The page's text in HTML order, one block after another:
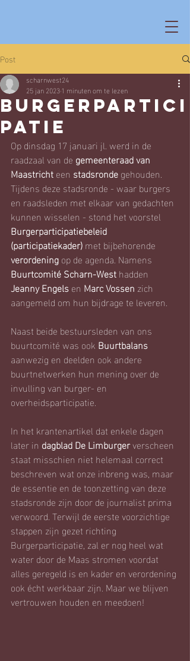
Post
Burgerpartici
patie
scharnwest24
25 jan 20231 minuten om te lezen
Op dinsdag 17 januari jl. werd in de
raadzaal van de gemeenteraad van
Maastricht een stadsronde gehouden.
Tijdens deze stadsronde - waar burgers
en raadsleden met elkaar van gedachten
kunnen wisselen - stond het voorstel
Burgerparticipatiebeleid
(participatiekader) met bijbehorende
verordening op de agenda. Namens
Buurtcomité Scharn-West hadden
Jeanny Engels en Marc Vossen zich
aangemeld om hun bijdrage te leveren.
Naast beide bestuursleden van ons
buurtcomité was ook Buurtbalans
aanwezig en deelden ook andere
buurtnetwerken hun mening over de
invulling van burger- en
overheidsparticipatie.
In het krantenartikel dat enkele dagen
later in dagblad De Limburger verscheen
staat misschien niet helemaal correct
beschreven wat onze inbreng was, maar
de essentie en de toonzetting van deze
stadsronde zijn door de journalist prima
verwoord. Terwijl de eerste voorzichtige
stappen zijn gezet richting
Burgerparticipatie, zal er nog heel wat
water door de Maas stromen voordat
alles geregeld is en kader en verordening
ook écht werkbaar zijn. Maar we blijven
vertrouwen houden en meedoen!